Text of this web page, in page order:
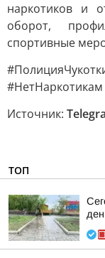
наркотиков и
оборот,
спортивные
#НетНаркотикам
Источник:
ТОП